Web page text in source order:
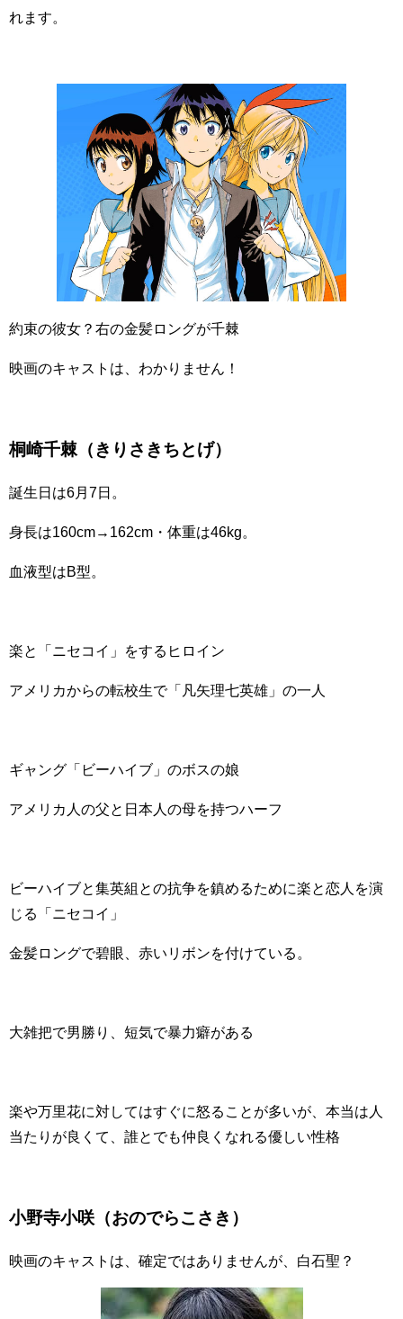
れます。
約束の彼女？右の金髪ロングが千棘
映画のキャストは、わかりません！
桐崎千棘（きりさきちとげ）
誕生日は6月7日。
身長は160cm→162cm・体重は46kg。
血液型はB型。
楽と「ニセコイ」をするヒロイン
アメリカからの転校生で「凡矢理七英雄」の一人
ギャング「ビーハイブ」のボスの娘
アメリカ人の父と日本人の母を持つハーフ
ビーハイブと集英組との抗争を鎮めるために楽と恋人を演
じる
「ニセコイ」
金髪ロングで碧眼、赤いリボンを付けている。
大雑把で男勝り、短気で暴力癖がある
楽や万里花に対してはすぐに怒ることが多いが、本当は人
当たりが良くて、誰とでも仲良くなれる優しい性格
小野寺小咲（おのでらこさき）
映画のキャストは、確定ではありませんが、白石聖？